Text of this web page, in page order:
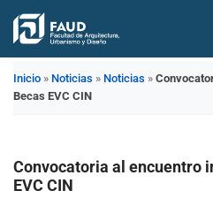
Saltar
contenido
Inicio » Noticias » Noticias »
Becas EVC CIN
Convocatoria al encuentro
EVC CIN